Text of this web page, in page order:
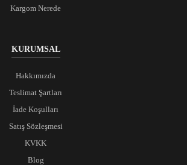
Kargom Nerede
KURUMSAL
Hakkımızda
Teslimat Şartları
İade Koşulları
Satış Sözleşmesi
KVKK
Blog